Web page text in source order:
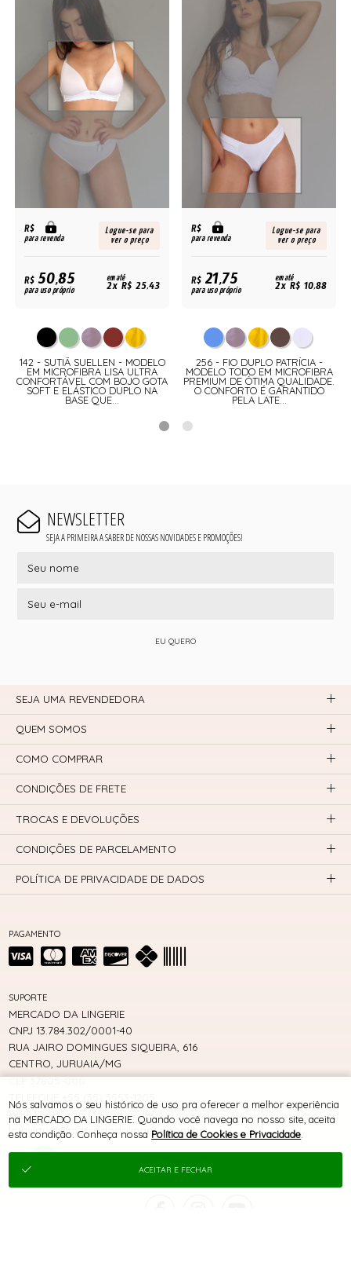
R$
para revenda
Logue-se para
ver o preço
R$50,85
para uso próprio
em até
2x R$ 25,43
142 - SUTIÃ SUELLEN - MODELO
EM MICROFIBRA LISA ULTRA
CONFORTÁVEL COM BOJO GOTA
SOFT E ELÁSTICO DUPLO NA
BASE QUE...
R$
para revenda
Logue-se para
ver o preço
R$21,75
para uso próprio
em até
2x R$ 10,88
256 - FIO DUPLO PATRÍCIA -
MODELO TODO EM MICROFIBRA
PREMIUM DE ÓTIMA QUALIDADE.
O CONFORTO É GARANTIDO
PELA LATE...
NEWSLETTER
SEJA A PRIMEIRA A SABER DE NOSSAS NOVIDADES E PROMOÇÕES!
EU QUERO
PAGAMENTO
SUPORTE
MERCADO DA LINGERIE
CNPJ 13.784.302/0001-40
RUA JAIRO DOMINGUES SIQUEIRA, 616
CENTRO, JURUAIA/MG
CEP 37805-000
WHATSAPP +55 (35) 99162-1803
lojavirtual@mercadodalingerie.com.br
SEJA UMA REVENDEDORA
QUEM SOMOS
COMO COMPRAR
CONDIÇÕES DE FRETE
TROCAS E DEVOLUÇÕES
CONDIÇÕES DE PARCELAMENTO
POLÍTICA DE PRIVACIDADE DE DADOS
Nós salvamos o seu histórico de uso pra oferecer a melhor experiência
na MERCADO DA LINGERIE. Quando você navega no nosso site, aceita
esta condição. Conheça nossa Política de Cookies e Privacidade
ACEITAR E FECHAR